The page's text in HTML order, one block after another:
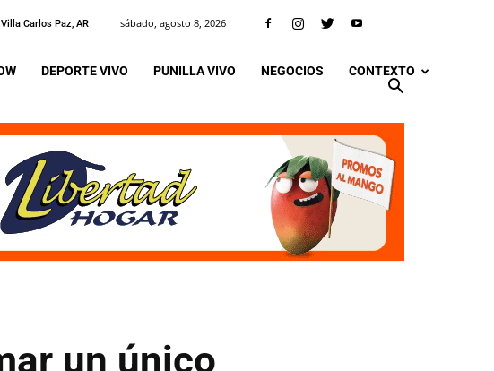
Villa Carlos Paz, AR sábado, agosto 8, 2026
DEPORTE VIVO PUNILLA VIVO NEGOCIOS CONTEXTO
un único